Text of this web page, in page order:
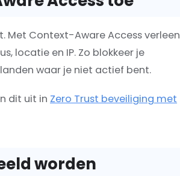
Met Context-Aware Access verleen
locatie en IP. Zo blokkeer je
waar je niet actief bent.
dit uit in Zero Trust beveiliging met
worden